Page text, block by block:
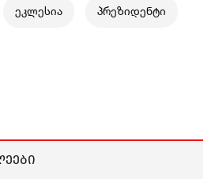
ეკლესია პრეზიდენტი